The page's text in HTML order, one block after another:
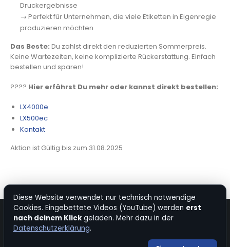
Druckergebnisse
→ Perfekt für Unternehmen, die viele Etiketten in Eigenregie
produzieren möchten
Das Beste: Du zahlst direkt den reduzierten Sommerpreis.
Keine Wartezeiten, keine komplizierte Rückerstattung. Einfach
bestellen und sparen!
???? Hier erfährst Du mehr oder kannst direkt bestellen:
LX4000e
LX500ec
Kontakt
Aktion ist Gültig bis zum 31.08.2025
© Copyright 2026. All Rights Reserved.
Bevorzugte Quelle bei Google
Diese Website verwendet nur technisch notwendige
Cookies. Eingebettete Videos (YouTube) werden erst
nach deinem Klickgeladen. Mehr dazu in der
Datenschutzerklärung.